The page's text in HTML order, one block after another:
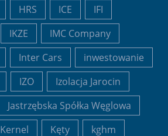
HRS ICE
IFI
IKZE
IMC Company
Inter Cars
inwestowanie
IZO
Izolacja Jarocin
Jastrzębska Spółka Węglowa
Kernel Kęty kghm